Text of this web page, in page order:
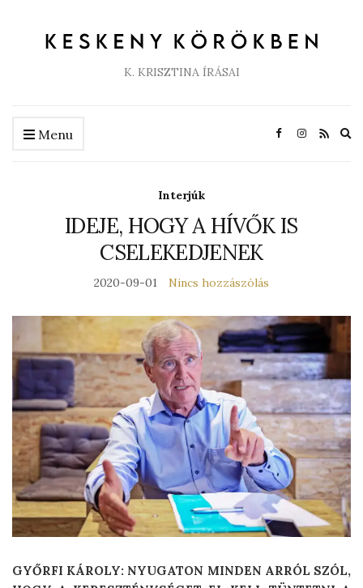
K. KRISZTINA ÍRÁSAI
Menu
Interjúk
IDEJE, HOGY A HÍVŐK IS
CSELEKEDJENEK
2020-09-01 Nincs hozzászólás
GYŐRFI KÁROLY: NYUGATON MINDEN ARRÓL SZÓL,